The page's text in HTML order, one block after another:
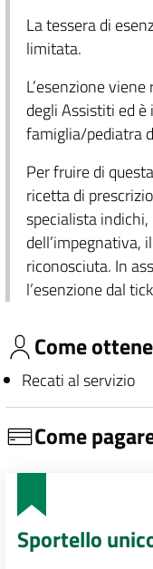
La tessera di
limitata.
L’esenzione
degli Assistiti ed
famiglia/pediatra
Per fruire di
ricetta di
specialista indichi,
dell’impegnativa,
riconosciuta. In
l’esenzione dal
Come
Recati al servizio
Come
Sportello